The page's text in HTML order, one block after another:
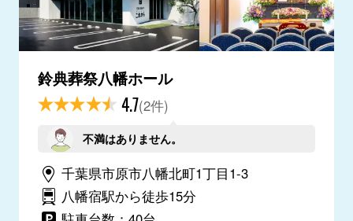
鈴典葬祭八幡ホール
4.7(2件)
不満はありません。
千葉県市原市八幡北町1丁目1-3
八幡宿駅から徒歩15分